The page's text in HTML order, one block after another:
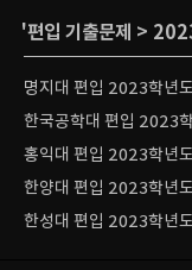
'편입 기출문제 >
명지대 편입 2023학년
한국공학대 편입 2023
홍익대 편입 2023학년
한양대 편입 2023학년
한성대 편입 2023학년